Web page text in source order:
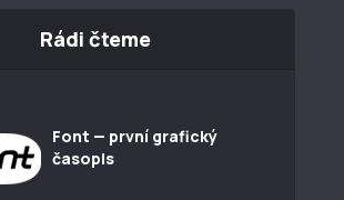
Rádi čteme
Font — první grafický
časopis